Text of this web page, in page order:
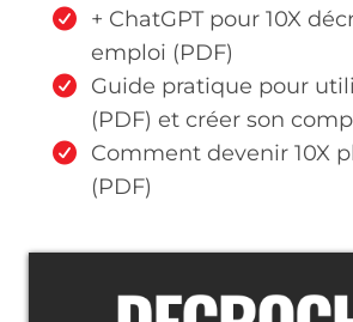
+ ChatGPT pour 10X
emploi (PDF)
Guide pratique pour
(PDF) et créer son
Comment devenir 10X
(PDF)